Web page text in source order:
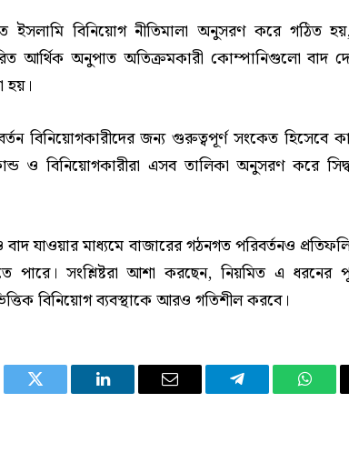
ইসলামি বিনিয়োগ নীতিমালা অনুসরণ করে গঠিত
আর্থিক অনুপাত অতিক্রমকারী কোম্পানিগুলো বাদ
হয়।
বিনিয়োগকারীদের জন্য গুরুত্বপূর্ণ সংকেত হিসেবে
ও বিনিয়োগকারীরা এসব তালিকা অনুসরণ করে
যাওয়ার মাধ্যমে বাজারের গঠনগত পরিবর্তনও
পারে। সংশ্লিষ্টরা আশা করছেন, নিয়মিত এ ধরনের
বিনিয়োগ ব্যবস্থাকে আরও গতিশীল করবে।
Twitter LinkedIn Email Telegram